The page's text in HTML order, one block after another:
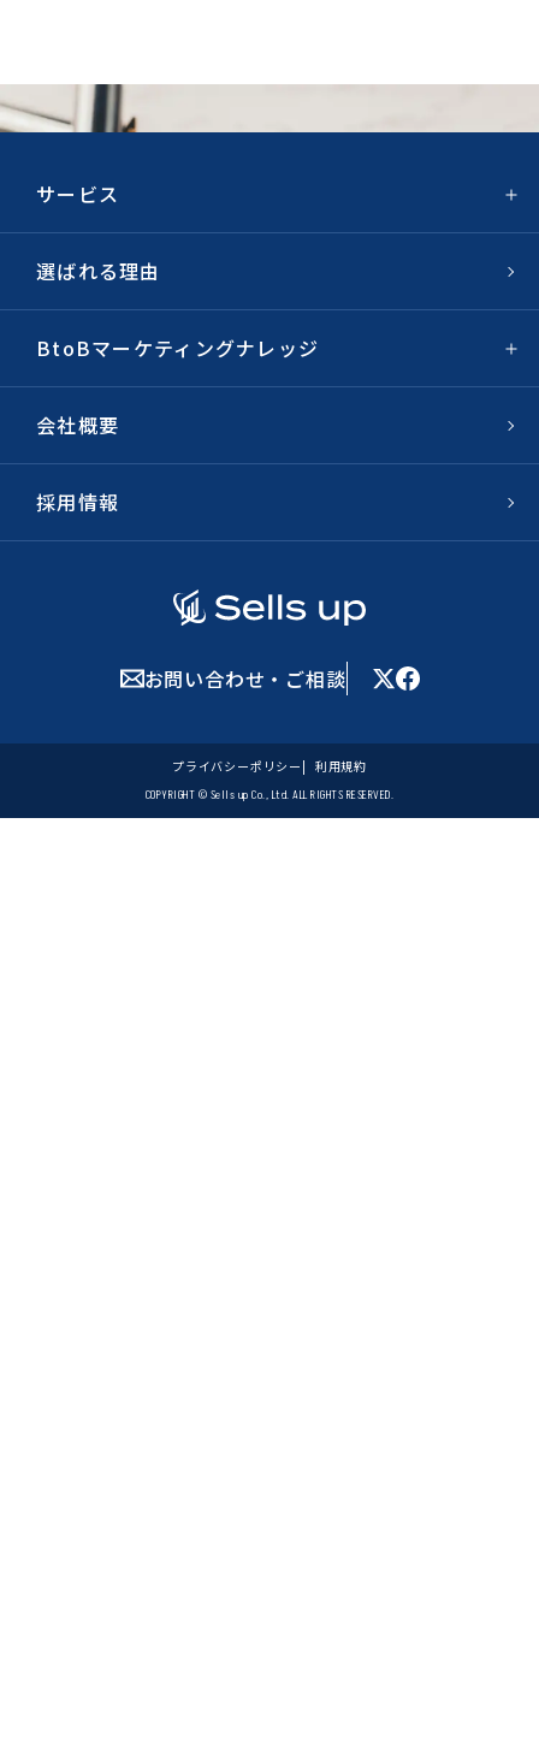
サービス
選ばれる理由
BtoBマーケティングナレッジ
会社概要
採用情報
お問い合わせ・ご相談
COPYRIGHT © Sells up Co., Ltd. ALL RIGHTS RESERVED.
プライバシーポリシー 利用規約